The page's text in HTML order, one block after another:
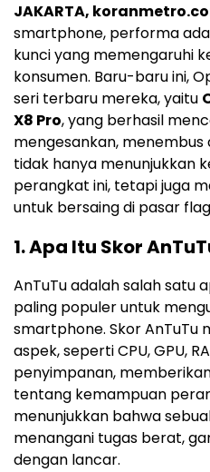
JAKARTA,
smartphone, performa
kunci yang memengaruhi
konsumen. Baru-baru ini,
seri terbaru mereka, yaitu
X8 Pro, yang berhasil
mengesankan, menembus
tidak hanya menunjukkan
perangkat ini, tetapi juga
untuk bersaing di pasar
1.Apa Itu Skor
AnTuTu adalah salah satu
paling populer untuk
smartphone. Skor AnTuTu
aspek, seperti CPU, GPU,
penyimpanan,
tentang kemampuan
menunjukkan bahwa
menangani tugas berat,
dengan lancar.